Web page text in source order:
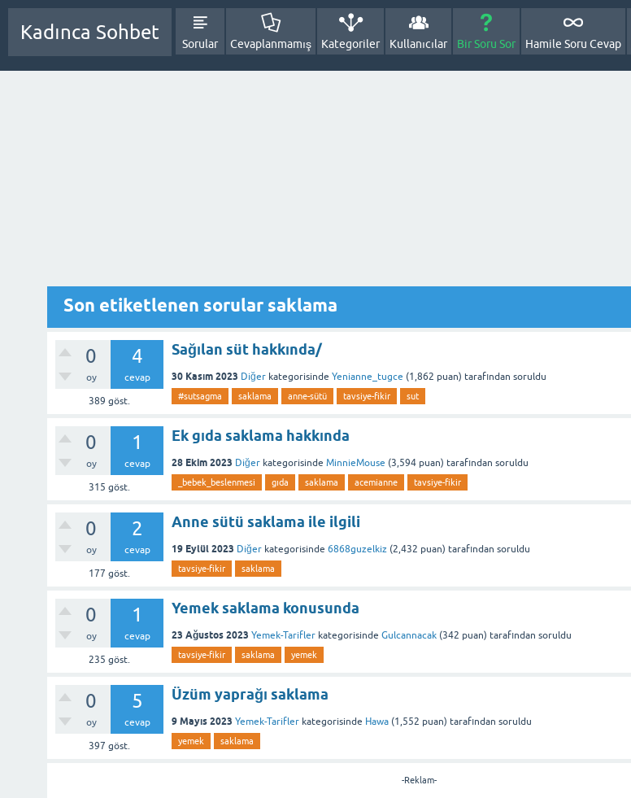
Kadınca Sohbet
Sorular Cevaplanmamış Kategoriler Kullanıcılar Bir Soru Sor Hamile Soru Cevap
Son etiketlenen sorular saklama
0
oy
4
cevap
389 göst.
Sağılan süt hakkında/
30 Kasım 2023 Diğer kategorisinde Yenianne_tugce (1,862 puan) tarafından soruldu
#sutsagma saklama anne-sütü tavsiye-fikir sut
0
oy
1
cevap
315 göst.
Ek gıda saklama hakkında
28 Ekim 2023 Diğer kategorisinde MinnieMouse (3,594 puan) tarafından soruldu
_bebek_beslenmesi gıda saklama acemianne tavsiye-fikir
0
oy
2
cevap
177 göst.
Anne sütü saklama ile ilgili
19 Eylül 2023 Diğer kategorisinde 6868guzelkiz (2,432 puan) tarafından soruldu
tavsiye-fikir saklama
0
oy
1
cevap
235 göst.
Yemek saklama konusunda
23 Ağustos 2023 Yemek-Tarifler kategorisinde Gulcannacak (342 puan) tarafından soruldu
tavsiye-fikir saklama yemek
0
oy
5
cevap
397 göst.
Üzüm yaprağı saklama
9 Mayıs 2023 Yemek-Tarifler kategorisinde Hawa (1,552 puan) tarafından soruldu
yemek saklama
-Reklam-